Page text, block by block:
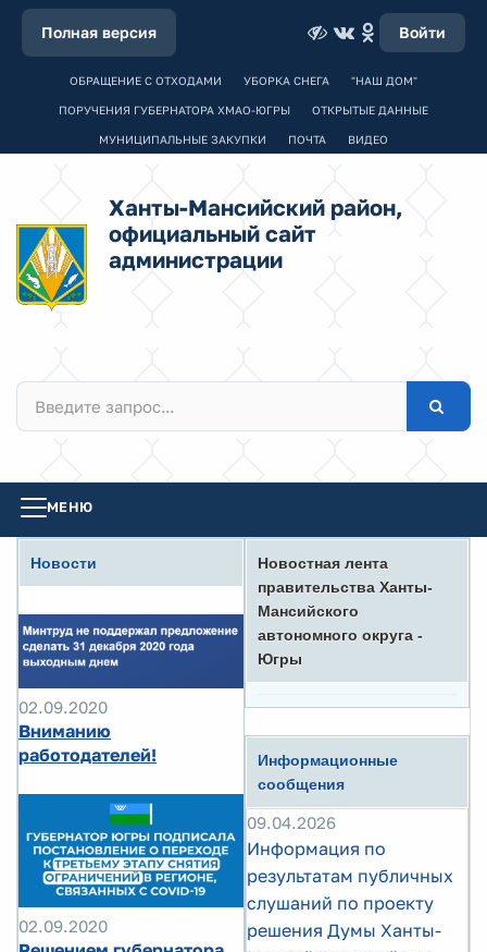
Полная версия Войти
ОБРАЩЕНИЕ С ОТХОДАМИ УБОРКА СНЕГА "НАШ ДОМ"
ПОРУЧЕНИЯ ГУБЕРНАТОРА ХМАО-ЮГРЫ ОТКРЫТЫЕ ДАННЫЕ
МУНИЦИПАЛЬНЫЕ ЗАКУПКИ ПОЧТА ВИДЕО
Ханты-Мансийский район,
официальный сайт
администрации
МЕНЮ
Новости
02.09.2020
Вниманию
работодателей!
02.09.2020
Новостная лента
правительства Ханты-
Мансийского
автономного округа -
Югры
Информационные
сообщения
09.04.2026
Информация по
результатам публичных
слушаний по проекту
решения Думы Ханты-